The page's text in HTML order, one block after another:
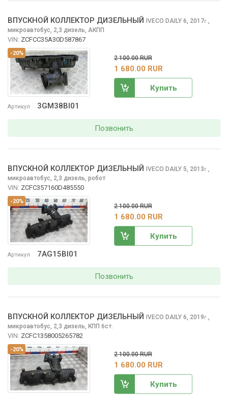
-20%
Артикул 3GM38BI01
ВПУСКНОЙ КОЛЛЕКТОР ДИЗЕЛЬНЫЙ IVECO DAILY 6, 2017г.,
микроавтобус, 2,3 дизель, АКПП
VIN: ZCFCC35A30D587867
2 100.00 RUR
1 680.00 RUR
Купить
Позвонить
-20%
Артикул 7AG15BI01
ВПУСКНОЙ КОЛЛЕКТОР ДИЗЕЛЬНЫЙ IVECO DAILY 5, 2013г.,
микроавтобус, 2,3 дизель, робот
VIN: ZCFC357160D485550
2 100.00 RUR
1 680.00 RUR
Купить
Позвонить
-20%
ВПУСКНОЙ КОЛЛЕКТОР ДИЗЕЛЬНЫЙ IVECO DAILY 6, 2019г.,
микроавтобус, 2,3 дизель, КПП 6ст.
VIN: ZCFC1358005265782
2 100.00 RUR
1 680.00 RUR
Купить